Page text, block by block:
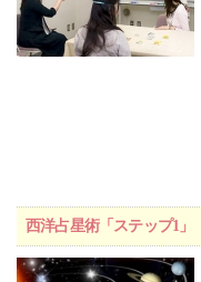
西洋占星術「ステップ1